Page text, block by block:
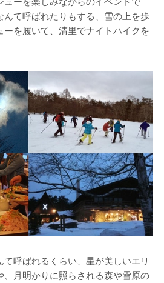
んて呼ばれたりもする、雪の上を歩
ーを履いて、清里でナイトハイクを
て呼ばれるくらい、星が美しいエリ
、月明かりに照らされる森や雪原の